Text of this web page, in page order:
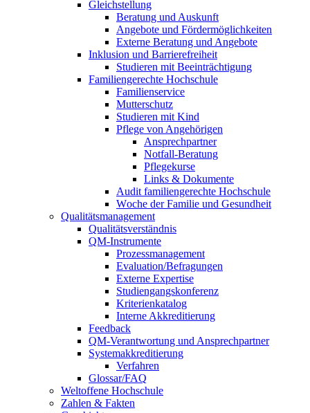
Gleichstellung
Beratung und Auskunft
Angebote und Fördermöglichkeiten
Externe Beratung und Angebote
Inklusion und Barrierefreiheit
Studieren mit Beeinträchtigung
Familiengerechte Hochschule
Familienservice
Mutterschutz
Studieren mit Kind
Pflege von Angehörigen
Ansprechpartner
Notfall-Beratung
Pflegekurse
Links & Dokumente
Audit familiengerechte Hochschule
Woche der Familie und Gesundheit
Qualitätsmanagement
Qualitätsverständnis
QM-Instrumente
Prozessmanagement
Evaluation/Befragungen
Externe Expertise
Studiengangskonferenz
Kriterienkatalog
Interne Akkreditierung
Feedback
QM-Verantwortung und Ansprechpartner
Systemakkreditierung
Verfahren
Glossar/FAQ
Weltoffene Hochschule
Zahlen & Fakten